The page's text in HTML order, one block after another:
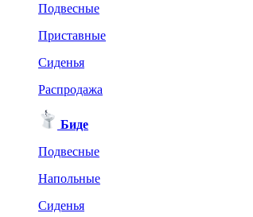
Подвесные
Приставные
Сиденья
Распродажа
Биде
Подвесные
Напольные
Сиденья